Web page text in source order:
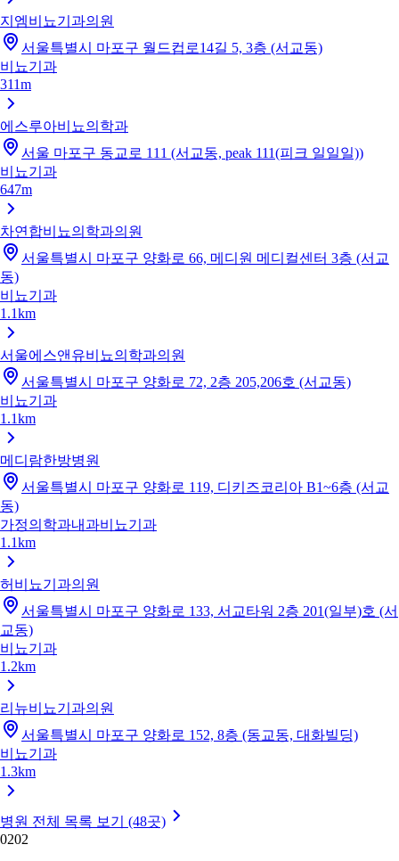
지엠비뇨기과의원
서울특별시 마포구 월드컵로14길 5, 3층 (서교동)
비뇨기과
311m
에스루아비뇨의학과
서울 마포구 동교로 111 (서교동, peak 111(피크 일일일))
비뇨기과
647m
차연합비뇨의학과의원
서울특별시 마포구 양화로 66, 메디원 메디컬센터 3층 (서교
동)
비뇨기과
1.1km
서울에스앤유비뇨의학과의원
서울특별시 마포구 양화로 72, 2층 205,206호 (서교동)
비뇨기과
1.1km
메디람한방병원
서울특별시 마포구 양화로 119, 디키즈코리아 B1~6층 (서교
동)
가정의학과내과비뇨기과
1.1km
허비뇨기과의원
서울특별시 마포구 양화로 133, 서교타워 2층 201(일부)호 (서
교동)
비뇨기과
1.2km
리뉴비뇨기과의원
서울특별시 마포구 양화로 152, 8층 (동교동, 대화빌딩)
비뇨기과
1.3km
병원 전체 목록 보기 (48곳)
0202